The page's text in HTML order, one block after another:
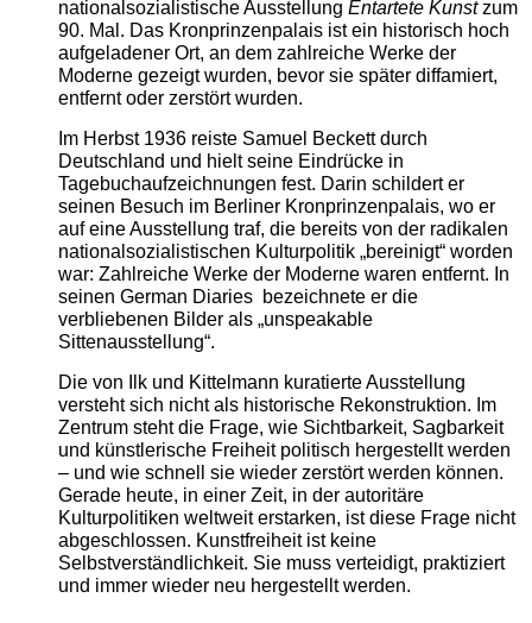
nationalsozialistische Ausstellung Entartete Kunstzum
90. Mal. Das Kronprinzenpalais ist ein historisch hoch
aufgeladener Ort, an dem zahlreiche Werke der
Moderne gezeigt wurden, bevor sie später diffamiert,
entfernt oder zerstört wurden.
Im Herbst 1936 reiste Samuel Beckett durch
Deutschland und hielt seine Eindrücke in
Tagebuchaufzeichnungen fest. Darin schildert er
seinen Besuch im Berliner Kronprinzenpalais, wo er
auf eine Ausstellung traf, die bereits von der radikalen
nationalsozialistischen Kulturpolitik „bereinigt“ worden
war: Zahlreiche Werke der Moderne waren entfernt. In
seinen German Diaries bezeichnete er die
verbliebenen Bilder als „unspeakable
Sittenausstellung“.
Die von Ilk und Kittelmann kuratierte Ausstellung
versteht sich nicht als historische Rekonstruktion. Im
Zentrum steht die Frage, wie Sichtbarkeit, Sagbarkeit
und künstlerische Freiheit politisch hergestellt werden
– und wie schnell sie wieder zerstört werden können.
Gerade heute, in einer Zeit, in der autoritäre
Kulturpolitiken weltweit erstarken, ist diese Frage nicht
abgeschlossen. Kunstfreiheit ist keine
Selbstverständlichkeit. Sie muss verteidigt, praktiziert
und immer wieder neu hergestellt werden.